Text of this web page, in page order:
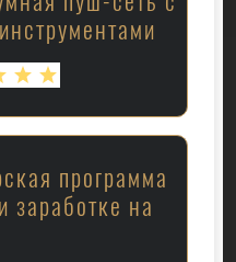
программа
заработке на